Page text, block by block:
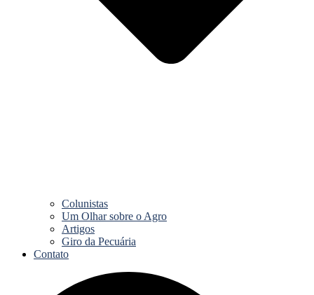
Colunistas
Um Olhar sobre o Agro
Artigos
Giro da Pecuária
Contato